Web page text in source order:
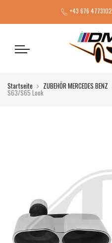
+43 676 4773102
Startseite ZUBEHÖR MERCEDES BENZ
S63/S65 Look